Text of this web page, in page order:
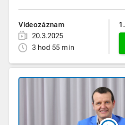
Videozáznam
20.3.2025
3 hod 55 min